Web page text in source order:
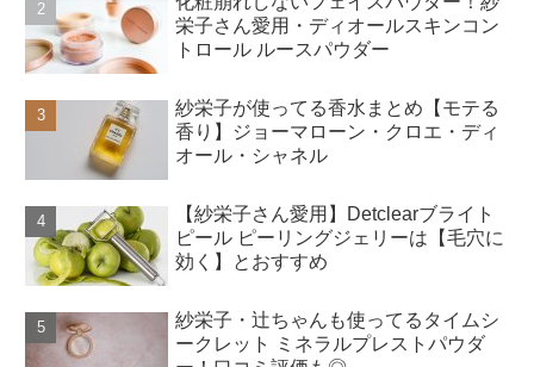
栄子さん愛用・ディオールスキンコン
トロール ルースパウダー
紗栄子が使ってる香水まとめ【モテる
香り】ジョーマローン・クロエ・ディ
オール・シャネル
【紗栄子さん愛用】Detclearブライト
ピール ピーリングジェリーは【毛穴に
効く】とおすすめ
紗栄子・辻ちゃんも使ってるタイムシ
ークレット ミネラルプレストパウダ